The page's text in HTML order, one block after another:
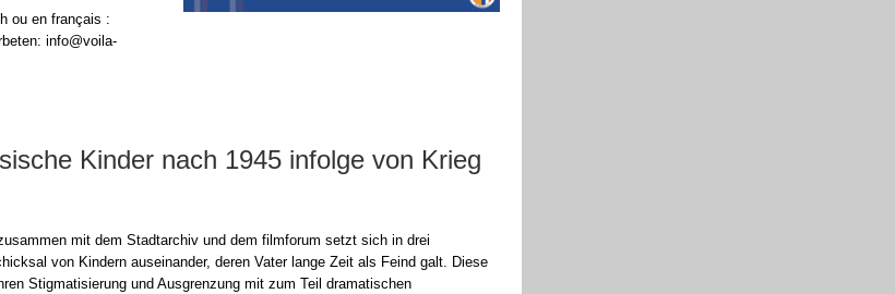
ou en français :
info@voila-
Kinder nach 1945 infolge von Krieg
mit dem Stadtarchiv und dem filmforum setzt sich in drei
von Kindern auseinander, deren Vater lange Zeit als Feind galt. Diese
Stigmatisierung und Ausgrenzung mit zum Teil dramatischen